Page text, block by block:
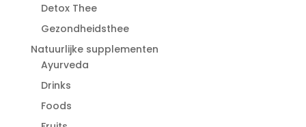
Detox Thee
Gezondheidsthee
Natuurlijke supplementen
Ayurveda
Drinks
Foods